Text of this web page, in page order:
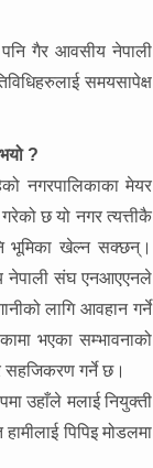
गैर आवसीय नेपाली
समयसापेक्ष
?
नगरपालिकाका मेयर
छ यो नगर त्यत्तीकै
भूमिका खेल्न सक्छन्।
नेपाली संघ एनआएएनले
लागि आवहान गर्ने
भएका सम्भावनाको
सहजिकरण गर्ने छ।
उहाँले मलाई नियुक्ती
पिपिइ मोडलमा